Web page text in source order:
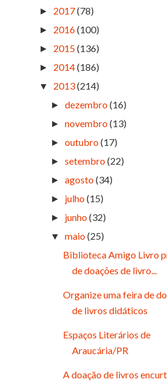
► 2017(78)
► 2016(100)
► 2015(136)
► 2014(186)
▼ 2013(214)
►dezembro(16)
►novembro(13)
►outubro(17)
►setembro(22)
►agosto(34)
► julho(15)
► junho(32)
▼ maio(25)
Biblioteca Amigo Livro
de doações de livro...
Organize uma feira de
de livros didáticos
Espaços Literários de
Araucária/PR
A doação de livros